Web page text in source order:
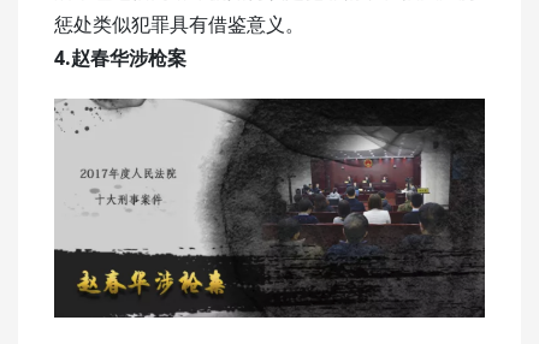
惩处类似犯罪具有借鉴意义。
4.赵春华涉枪案